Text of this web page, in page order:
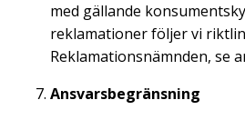
med gällande
reklamationer följer vi
Reklamationsnämnden, se
Ansvarsbegränsning